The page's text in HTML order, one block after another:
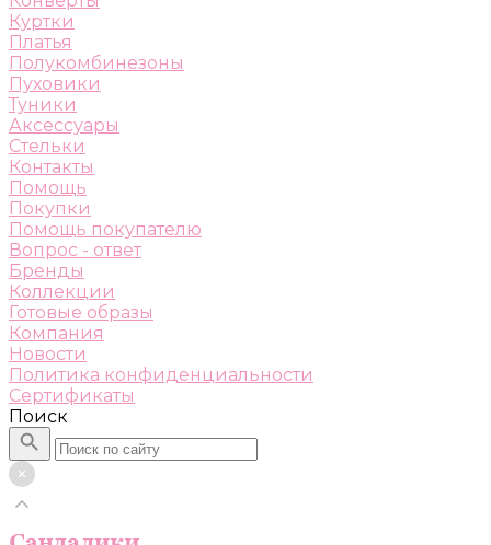
Куртки
Платья
Полукомбинезоны
Пуховики
Туники
Аксессуары
Стельки
Контакты
Помощь
Покупки
Помощь покупателю
Вопрос - ответ
Бренды
Коллекции
Готовые образы
Компания
Новости
Политика конфиденциальности
Сертификаты
Поиск